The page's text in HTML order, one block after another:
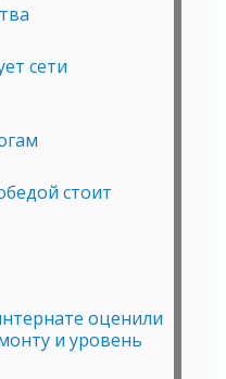
сети
стоит
оценили
и уровень